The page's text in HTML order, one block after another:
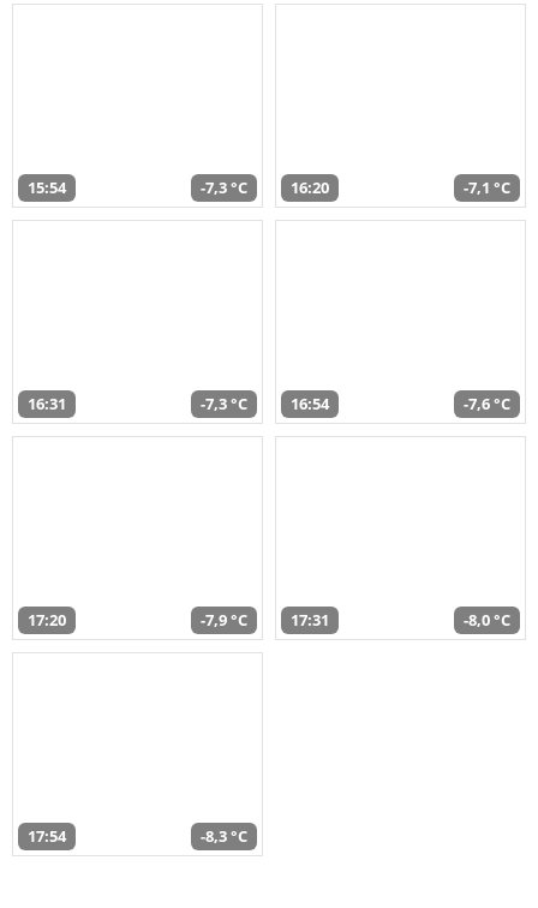
15:54 -7,3 °C 16:20 -7,1 °C
16:31 -7,3 °C 16:54 -7,6 °C
17:20 -7,9 °C 17:31 -8,0 °C
17:54 -8,3 °C